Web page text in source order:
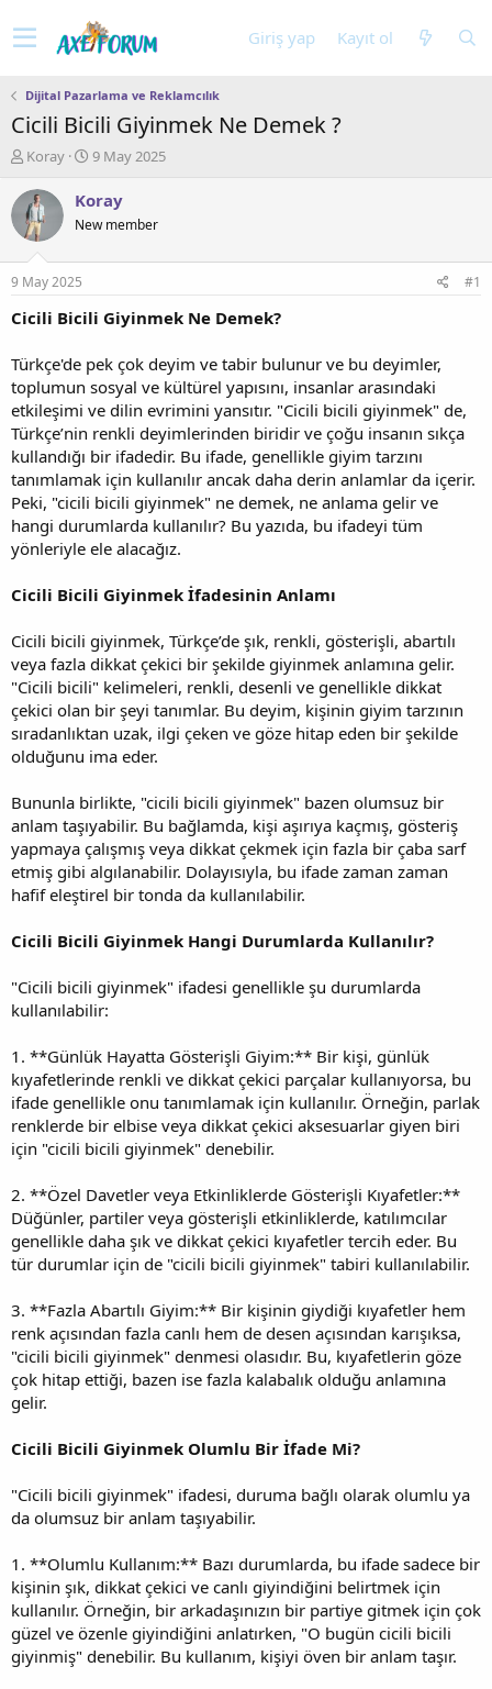
Giriş yap Kayıt ol
Dijital Pazarlama ve Reklamcılık
Cicili Bicili Giyinmek Ne Demek ?
K
n
u
y
b
a
ş
t
a
n
Koray
B
ş
a
ç
r
i
h
i
9 May 2025
Koray
New member
9 May 2025 #1
Cicili Bicili Giyinmek Ne Demek?
Türkçe'de pek çok deyim ve tabir bulunur ve bu deyimler,
toplumun sosyal ve kültürel yapısını, insanlar arasındaki
etkileşimi ve dilin evrimini yansıtır. "Cicili bicili giyinmek" de,
Türkçe’nin renkli deyimlerinden biridir ve çoğu insanın sıkça
kullandığı bir ifadedir. Bu ifade, genellikle giyim tarzını
tanımlamak için kullanılır ancak daha derin anlamlar da içerir.
Peki, "cicili bicili giyinmek" ne demek, ne anlama gelir ve
hangi durumlarda kullanılır? Bu yazıda, bu ifadeyi tüm
yönleriyle ele alacağız.
Cicili Bicili Giyinmek İfadesinin Anlamı
Cicili bicili giyinmek, Türkçe’de şık, renkli, gösterişli, abartılı
veya fazla dikkat çekici bir şekilde giyinmek anlamına gelir.
"Cicili bicili" kelimeleri, renkli, desenli ve genellikle dikkat
çekici olan bir şeyi tanımlar. Bu deyim, kişinin giyim tarzının
sıradanlıktan uzak, ilgi çeken ve göze hitap eden bir şekilde
olduğunu ima eder.
Bununla birlikte, "cicili bicili giyinmek" bazen olumsuz bir
anlam taşıyabilir. Bu bağlamda, kişi aşırıya kaçmış, gösteriş
yapmaya çalışmış veya dikkat çekmek için fazla bir çaba sarf
etmiş gibi algılanabilir. Dolayısıyla, bu ifade zaman zaman
hafif eleştirel bir tonda da kullanılabilir.
Cicili Bicili Giyinmek Hangi Durumlarda Kullanılır?
"Cicili bicili giyinmek" ifadesi genellikle şu durumlarda
kullanılabilir:
1. **Günlük Hayatta Gösterişli Giyim:** Bir kişi, günlük
kıyafetlerinde renkli ve dikkat çekici parçalar kullanıyorsa, bu
ifade genellikle onu tanımlamak için kullanılır. Örneğin, parlak
renklerde bir elbise veya dikkat çekici aksesuarlar giyen biri
için "cicili bicili giyinmek" denebilir.
2. **Özel Davetler veya Etkinliklerde Gösterişli Kıyafetler:**
Düğünler, partiler veya gösterişli etkinliklerde, katılımcılar
genellikle daha şık ve dikkat çekici kıyafetler tercih eder. Bu
tür durumlar için de "cicili bicili giyinmek" tabiri kullanılabilir.
3. **Fazla Abartılı Giyim:** Bir kişinin giydiği kıyafetler hem
renk açısından fazla canlı hem de desen açısından karışıksa,
"cicili bicili giyinmek" denmesi olasıdır. Bu, kıyafetlerin göze
çok hitap ettiği, bazen ise fazla kalabalık olduğu anlamına
gelir.
Cicili Bicili Giyinmek Olumlu Bir İfade Mi?
"Cicili bicili giyinmek" ifadesi, duruma bağlı olarak olumlu ya
da olumsuz bir anlam taşıyabilir.
1. **Olumlu Kullanım:** Bazı durumlarda, bu ifade sadece bir
kişinin şık, dikkat çekici ve canlı giyindiğini belirtmek için
kullanılır. Örneğin, bir arkadaşınızın bir partiye gitmek için çok
güzel ve özenle giyindiğini anlatırken, "O bugün cicili bicili
giyinmiş" denebilir. Bu kullanım, kişiyi öven bir anlam taşır.